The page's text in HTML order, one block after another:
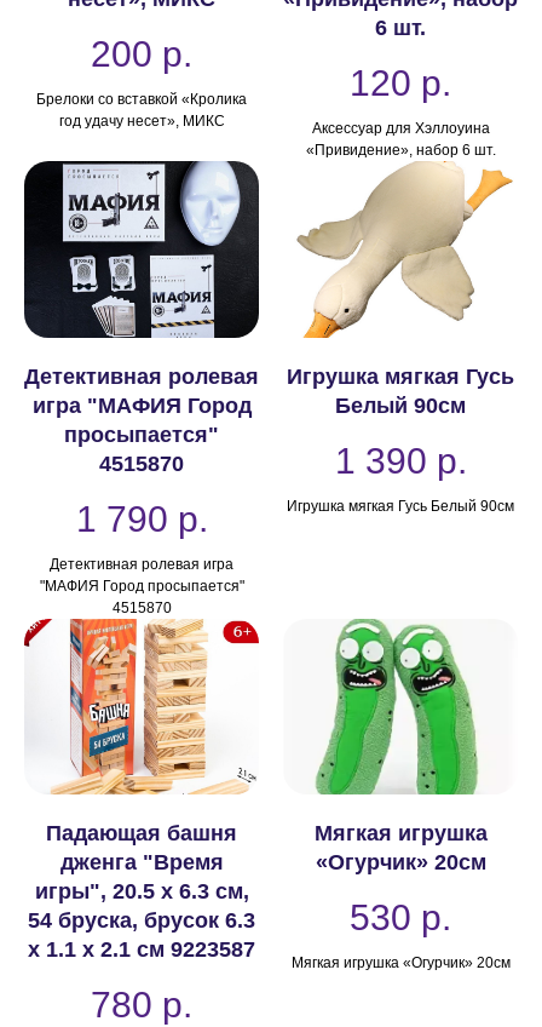
200 р.
Брелоки со вставкой «Кролика
год удачу несет», МИКС
6 шт.
120 р.
Аксессуар для Хэллоуина
«Привидение», набор 6 шт.
Детективная ролевая
игра "МАФИЯ Город
просыпается"
4515870
1 790 р.
Детективная ролевая игра
"МАФИЯ Город просыпается"
4515870
Игрушка мягкая Гусь
Белый 90см
1 390 р.
Игрушка мягкая Гусь Белый 90см
Падающая башня
дженга "Время
игры", 20.5 х 6.3 см,
54 бруска, брусок 6.3
х 1.1 х 2.1 см 9223587
780 р.
Мягкая игрушка
«Огурчик» 20см
530 р.
Мягкая игрушка «Огурчик» 20см